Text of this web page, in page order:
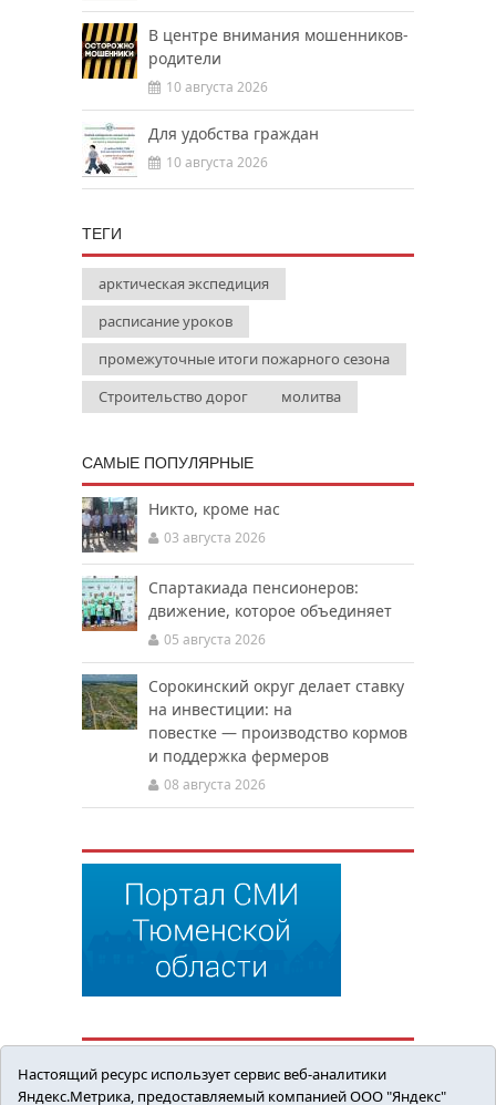
В центре внимания мошенников-
родители
10 августа 2026
Для удобства граждан
10 августа 2026
ТЕГИ
арктическая экспедиция
расписание уроков
промежуточные итоги пожарного сезона
Строительство дорог
молитва
САМЫЕ ПОПУЛЯРНЫЕ
Никто, кроме нас
03 августа 2026
Спартакиада пенсионеров:
движение, которое объединяет
05 августа 2026
Сорокинский округ делает ставку
на инвестиции: на
повестке — производство кормов
и поддержка фермеров
08 августа 2026
Настоящий ресурс использует сервис веб-аналитики
Яндекс.Метрика, предоставляемый компанией ООО "Яндекс"